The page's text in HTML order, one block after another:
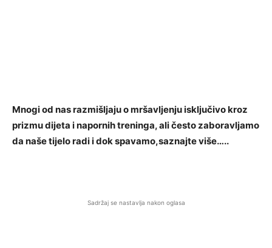
Mnogi od nas razmišljaju o mršavljenju isključivo kroz
prizmu dijeta i napornih treninga, ali često zaboravljamo
da naše tijelo radi i dok spavamo,saznajte više…..
Sadržaj se nastavlja nakon oglasa